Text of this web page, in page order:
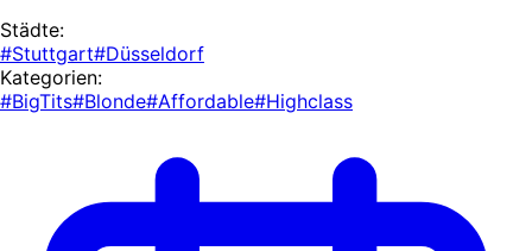
Städte:
#Stuttgart#Düsseldorf
Kategorien:
#BigTits#Blonde#Affordable#Highclass